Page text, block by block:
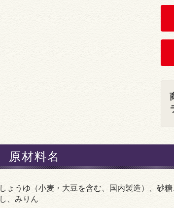
原材料名
しょうゆ（小麦・大豆を含む、国内製造）、砂
し、みりん